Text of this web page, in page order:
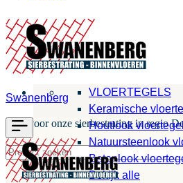
Swanenberg
Kies voor onze sierbestrating in regio
VLOERTEGELS
Keramische
Houtlook
Natuursteenlook
Betonlook
Bekijk alle